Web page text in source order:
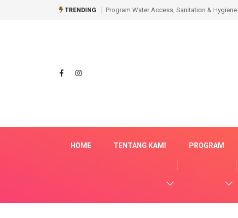
TRENDING Program Water Access, Sanitation & Hygiene
HOME TENTANG KAMI PROGRAM